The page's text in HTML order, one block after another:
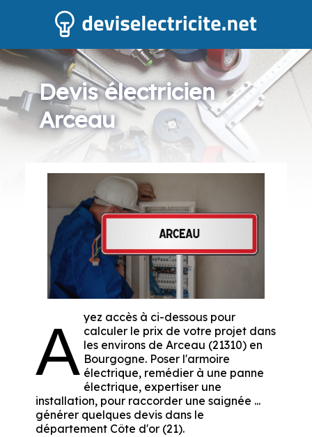
Devis électricien
Arceau
A yez accès à ci-dessous pour
calculer le prix de votre projet dans
les environs de Arceau (21310) en
Bourgogne. Poser l'armoire
électrique, remédier à une panne
électrique, expertiser une
installation, pour raccorder une saignée ...
générer quelques devis dans le
département Côte d'or (21).